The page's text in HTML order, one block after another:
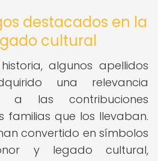
destacados en la
cultural
algunos apellidos
una relevancia
a las contribuciones
que los llevaban.
convertido en símbolos
y legado cultural,